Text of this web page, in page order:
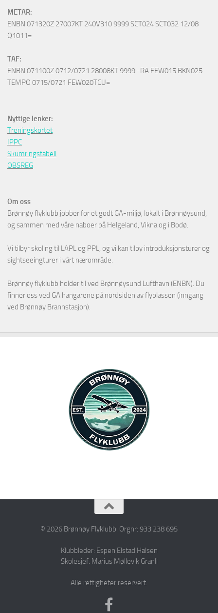
METAR:
ENBN 071320Z 27007KT 240V310 9999 SCT024 SCT032 12/08
Q1011=
TAF:
ENBN 071100Z 0712/0721 28008KT 9999 -RA FEW015 BKN025
TEMPO 0715/0721 FEW020TCU=
Nyttige lenker:
Treningskortet
IPPC
Skumringstabell
OBSREG
Om oss
Brønnøy flyklubb jobber for et godt GA-miljø, lokalt i Brønnøysund,
og sammen med våre naboer på Helgeland, Vikna og i Bodø.
Vi tilbyr skoling til LAPL og PPL, og vi kan tilby introduksjonsturer og
sightseeingturer i vårt nærområde.
Brønnøy flyklubb holder til ved Brønnøysund Lufthavn (ENBN). Du
finner oss ved GA hangarene på nordsiden av flyplassen (inngang
ved Brønnøy Brannstasjon).
© 2026 Brønnøy Flyklubb. Orgnr: 933 238 695
Klubbleder: Espen Elstad Halsen
Skolesjef: Marius Møllevik Granli
Alle rettigheter reservert.